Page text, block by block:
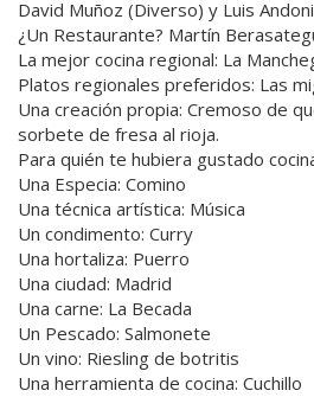
David Muñoz (Diverso) y Luis
¿Un Restaurante? Martín
La mejor cocina regional: La
Platos regionales preferidos: Las
Una creación propia: Cremoso de
sorbete de fresa al rioja.
Para quién te hubiera gustado
Una Especia: Comino
Una técnica artística: Música
Un condimento: Curry
Una hortaliza: Puerro
Una ciudad: Madrid
Una carne: La Becada
Un Pescado: Salmonete
Un vino: Riesling de botritis
Una herramienta de cocina: Cuchillo